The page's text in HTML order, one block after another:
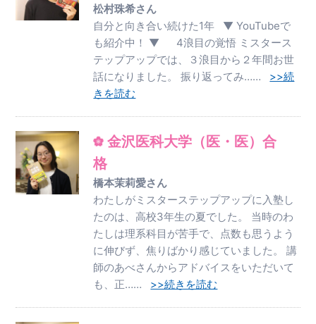
松村珠希さん
自分と向き合い続けた1年 ▼ YouTubeで
も紹介中！ ▼ 4浪目の覚悟 ミスタース
テップアップでは、３浪目から２年間お世
話になりました。 振り返ってみ…… >>続
きを読む
金沢医科大学（医・医）合
格
橋本茉莉愛さん
わたしがミスターステップアップに入塾し
たのは、高校3年生の夏でした。 当時のわ
たしは理系科目が苦手で、点数も思うよう
に伸びず、焦りばかり感じていました。 講
師のあべさんからアドバイスをいただいて
も、正…… >>続きを読む